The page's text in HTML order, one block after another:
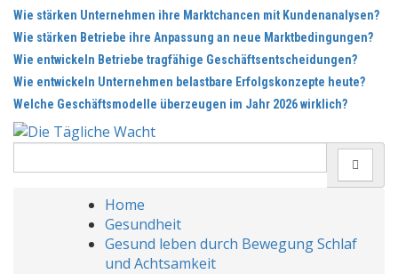
Skip
to
Wie stärken Unternehmen ihre Marktchancen mit Kundenanalysen?
Wie stärken Betriebe ihre Anpassung an neue Marktbedingungen?
Wie entwickeln Betriebe tragfähige Geschäftsentscheidungen?
Wie entwickeln Unternehmen belastbare Erfolgskonzepte heute?
Welche Geschäftsmodelle überzeugen im Jahr 2026 wirklich?
for:
Home
Gesundheit
Gesund leben durch Bewegung Schlaf
und Achtsamkeit